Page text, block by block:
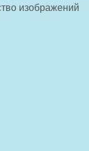
изображений